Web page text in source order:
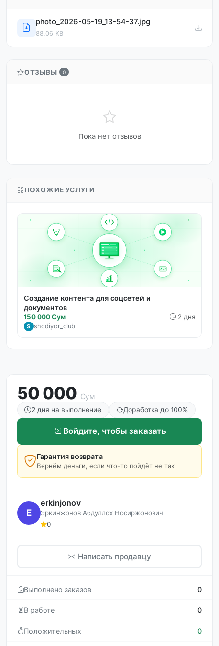
photo_2026-05-19_13-54-37.jpg
88.06 KB
ОТЗЫВЫ 0
Пока нет отзывов
ПОХОЖИЕ УСЛУГИ
Создание контента для соцсетей и
документов
150 000 Сум 2 дня
S shodiyor_club
50 000 Сум
2 дня на выполнение Доработка до 100%
Войдите, чтобы заказать
Гарантия возврата
Вернём деньги, если что-то пойдёт не так
E
erkinjonov
Эркинжонов Абдуллох Носиржонович
0
Написать продавцу
Выполнено заказов 0
В работе 0
Положительных 0